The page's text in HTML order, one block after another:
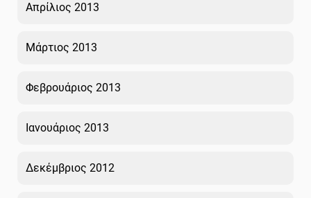
Απρίλιος 2013
Μάρτιος 2013
Φεβρουάριος 2013
Ιανουάριος 2013
Δεκέμβριος 2012